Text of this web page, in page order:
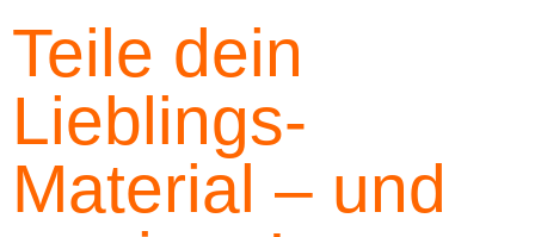
Teile dein
Lieblings-
Material – und